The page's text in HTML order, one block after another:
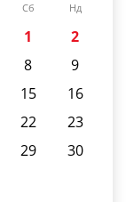
Сб Нд
1
2
8
9
15
16
22
23
29
30